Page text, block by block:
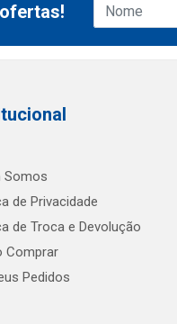
Somos
de Privacidade
de Troca e Devolução
Comprar
Pedidos